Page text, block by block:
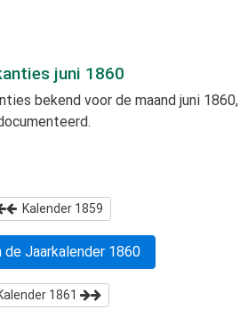
juni 1860
bekend voor de maand juni 1860,
Kalender 1859
de Jaarkalender 1860
1861